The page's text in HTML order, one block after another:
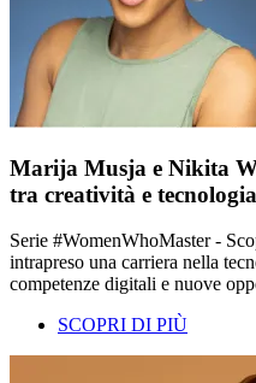
Marija Musja e Nikita
tra creatività e tecnologia
Serie #WomenWhoMaster -
intrapreso una carriera nella
competenze digitali e nuove
SCOPRI DI PIÙ